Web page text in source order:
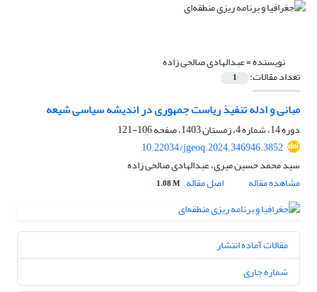
نویسنده =عبدالهادی صالحی زاده
تعداد مقالات: 1
مبانی و ادله تنفیذ ریاست جمهوری در اندیشه سیاسی شیعه
دوره 14، شماره 4، زمستان 1403، صفحه
106-121
10.22034/jgeoq.2024.346946.3852
سید محمد حسین میری، عبدالهادی صالحی زاده
مشاهده مقاله
اصل مقاله 1.08 M
مقالات آماده انتشار
شماره جاری